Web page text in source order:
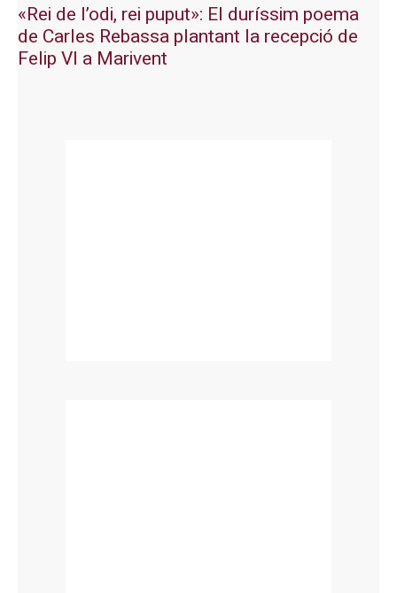
«Rei de l’odi, rei puput»: El duríssim poema
de Carles Rebassa plantant la recepció de
Felip VI a Marivent